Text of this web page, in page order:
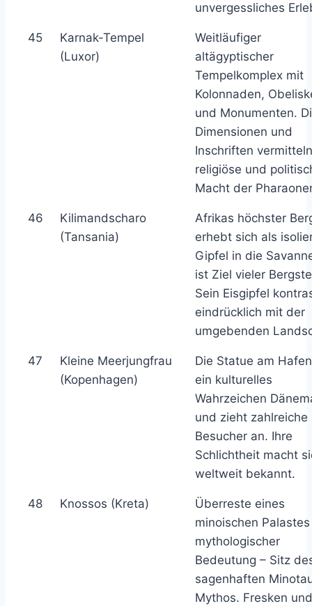
unvergessliches
45
Karnak-Tempel
(Luxor)
Weitläufiger
altägyptischer
Tempelkomplex mit
Kolonnaden,
und Monumenten.
Dimensionen und
Inschriften vermitteln
religiöse und
Macht der
46
Kilimandscharo
(Tansania)
Afrikas höchster
erhebt sich als
Gipfel in die
ist Ziel vieler
Sein Eisgipfel
eindrücklich mit der
umgebenden
47
Kleine Meerjungfrau
(Kopenhagen)
Die Statue am
ein kulturelles
Wahrzeichen
und zieht zahlreiche
Besucher an. Ihre
Schlichtheit macht
weltweit bekannt.
48 Knossos (Kreta)
Überreste eines
minoischen
mythologischer
Bedeutung – Sitz
sagenhaften
Mythos. Fresken und